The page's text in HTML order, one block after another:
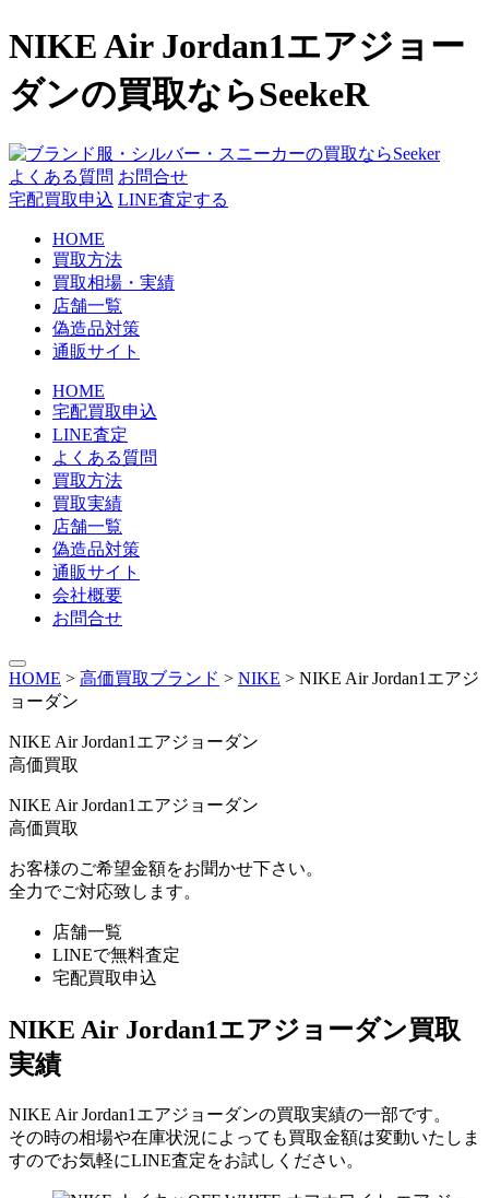
コ
ン
テ
ン
へ
ス
キ
NIKE Air Jordan1エアジョー
ダンの買取ならSeekeR
よくある質問 お問合せ
宅配買取申込 LINE査定する
HOME
買取方法
買取相場・実績
店舗一覧
偽造品対策
通販サイト
HOME
宅配買取申込
LINE査定
よくある質問
買取方法
買取実績
店舗一覧
偽造品対策
通販サイト
会社概要
お問合せ
HOME > 高価買取ブランド > NIKE > NIKE Air Jordan1エアジ
ョーダン
NIKE Air Jordan1エアジョーダン
高価買取
NIKE Air Jordan1エアジョーダン
高価買取
お客様のご希望金額をお聞かせ下さい。
全力でご対応致します。
店舗一覧
LINEで無料査定
宅配買取申込
NIKE Air Jordan1エアジョーダン買取
実績
NIKE Air Jordan1エアジョーダンの買取実績の一部です。
その時の相場や在庫状況によっても買取金額は変動いたしま
すのでお気軽にLINE査定をお試しください。